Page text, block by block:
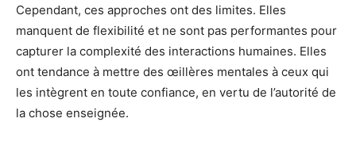
Cependant, ces approches ont des limites. Elles
manquent de flexibilité et ne sont pas performantes pour
capturer la complexité des interactions humaines. Elles
ont tendance à mettre des œillères mentales à ceux qui
les intègrent en toute confiance, en vertu de l’autorité de
la chose enseignée.